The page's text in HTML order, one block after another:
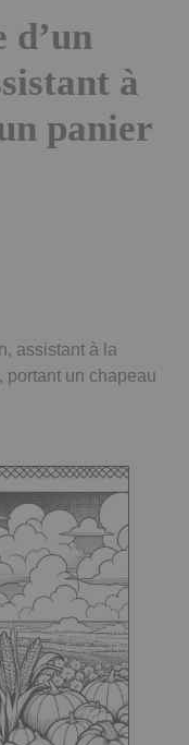
d’un
à
panier
assistant à la
portant un chapeau